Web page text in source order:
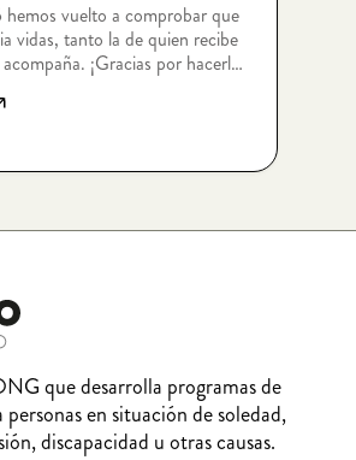
vuelto a comprobar que
vidas, tanto la de quien recibe
¡Gracias por hacerlo
que desarrolla programas de
en situación de soledad,
discapacidad u otras causas.